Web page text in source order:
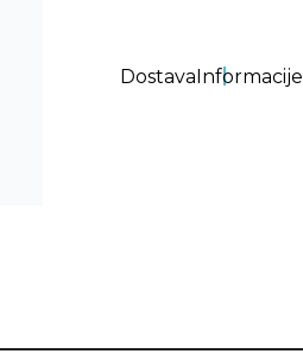
DostavaInformacije